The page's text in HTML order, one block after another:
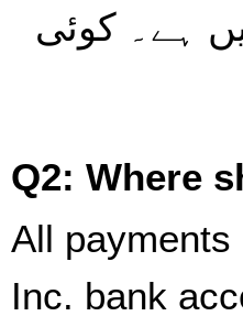
ہے۔ کوئی
Q2: Where
All
Inc. bank